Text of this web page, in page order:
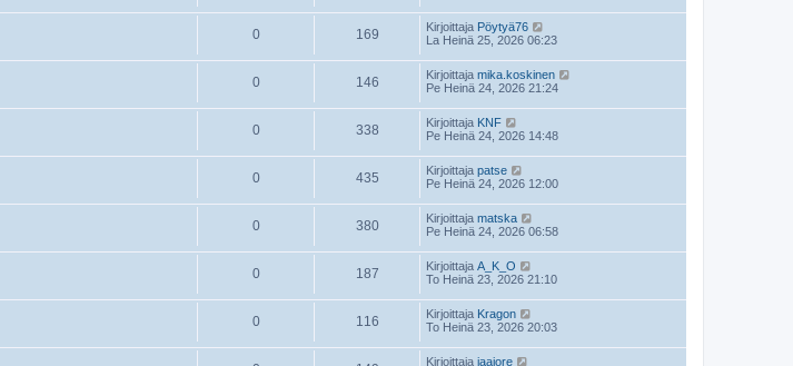
0 169 Kirjoittaja Pöytyä76
La Heinä 25, 2026 06:23
0 146 Kirjoittaja mika.koskinen
Pe Heinä 24, 2026 21:24
0 338 Kirjoittaja KNF
Pe Heinä 24, 2026 14:48
0 435 Kirjoittaja patse
Pe Heinä 24, 2026 12:00
0 380 Kirjoittaja matska
Pe Heinä 24, 2026 06:58
0 187 Kirjoittaja A_K_O
To Heinä 23, 2026 21:10
0 116 Kirjoittaja Kragon
To Heinä 23, 2026 20:03
Kirjoittaja jaajore